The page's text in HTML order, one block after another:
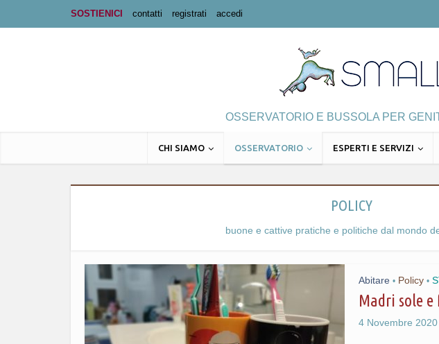
SOSTIENICI contatti registrati accedi
OSSERVATORIO E BUSSOLA PER
CHI SIAMO OSSERVATORIO ESPERTI E SERVIZI
POLICY
buone e cattive pratiche e politiche dal mondo
Abitare • Policy •
Madri sole
4 Novembre 2020